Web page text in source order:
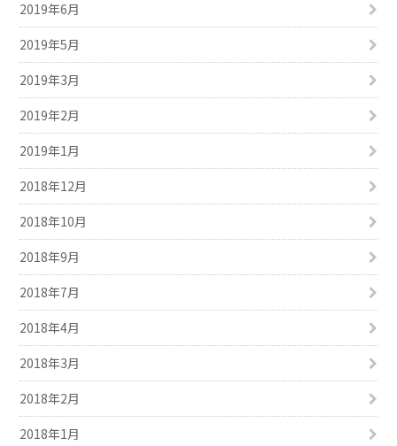
2019年6月
2019年5月
2019年3月
2019年2月
2019年1月
2018年12月
2018年10月
2018年9月
2018年7月
2018年4月
2018年3月
2018年2月
2018年1月